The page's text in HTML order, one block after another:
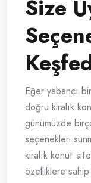
Size
Eğer yabancı
doğru kiralık
günümüzde
seçenekleri
kiralık konut
özelliklere sahip